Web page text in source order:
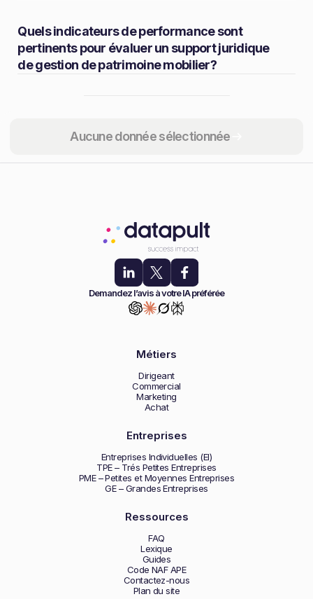
Aucune donnée sélectionnée
Quels indicateurs de performance sont
pertinents pour évaluer un support juridique
de gestion de patrimoine mobilier?
Partager
Demandez l’avis à votre IA préférée
Métiers
Dirigeant
Commercial
Marketing
Achat
Entreprises
Entreprises Individuelles (EI)
TPE – Trés Petites Entreprises
PME – Petites et Moyennes Entreprises
GE – Grandes Entreprises
Ressources
FAQ
Lexique
Guides
Code NAF APE
Contactez-nous
Plan du site